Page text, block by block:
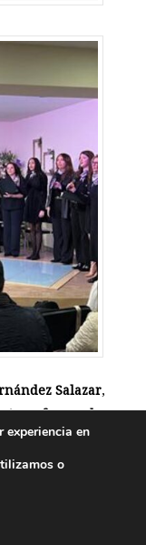
Salazar,
transforma el
bíblicas
a Jesús.
cada
comunión con
experiencia en
o